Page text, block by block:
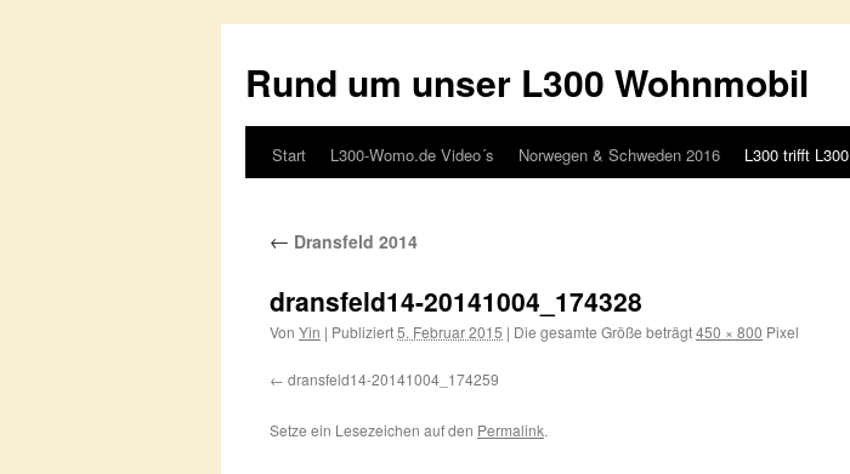
Rund um unser L300 Wohnmobil
Springe
Inhalt
Start L300-Womo.de Video´s Norwegen & Schweden 2016 L300 trifft L300
← Dransfeld 2014
dransfeld14-20141004_174328
Von Yin | Publiziert5. Februar 2015 | Die gesamte Größe beträgt450 × 800 Pixel
dransfeld14-20141004_174259
Setze ein Lesezeichen auf den Permalink.